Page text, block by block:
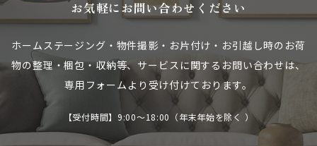
お気軽にお問い合わせください
ホームステージング・物件撮影・お片付け・お引越し時のお荷
物の整理・梱包・収納等、 サービスに関するお問い合わせは、
専用フォームより受け付けております。
【受付時間】9:00～18:00（年末年始を除く ）